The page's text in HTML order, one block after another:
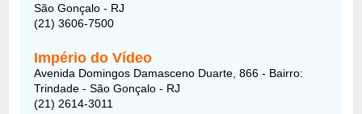
São Gonçalo - RJ
(21) 3606-7500
Império do Vídeo
Avenida Domingos Damasceno Duarte, 866 - Bairro:
Trindade - São Gonçalo - RJ
(21) 2614-3011